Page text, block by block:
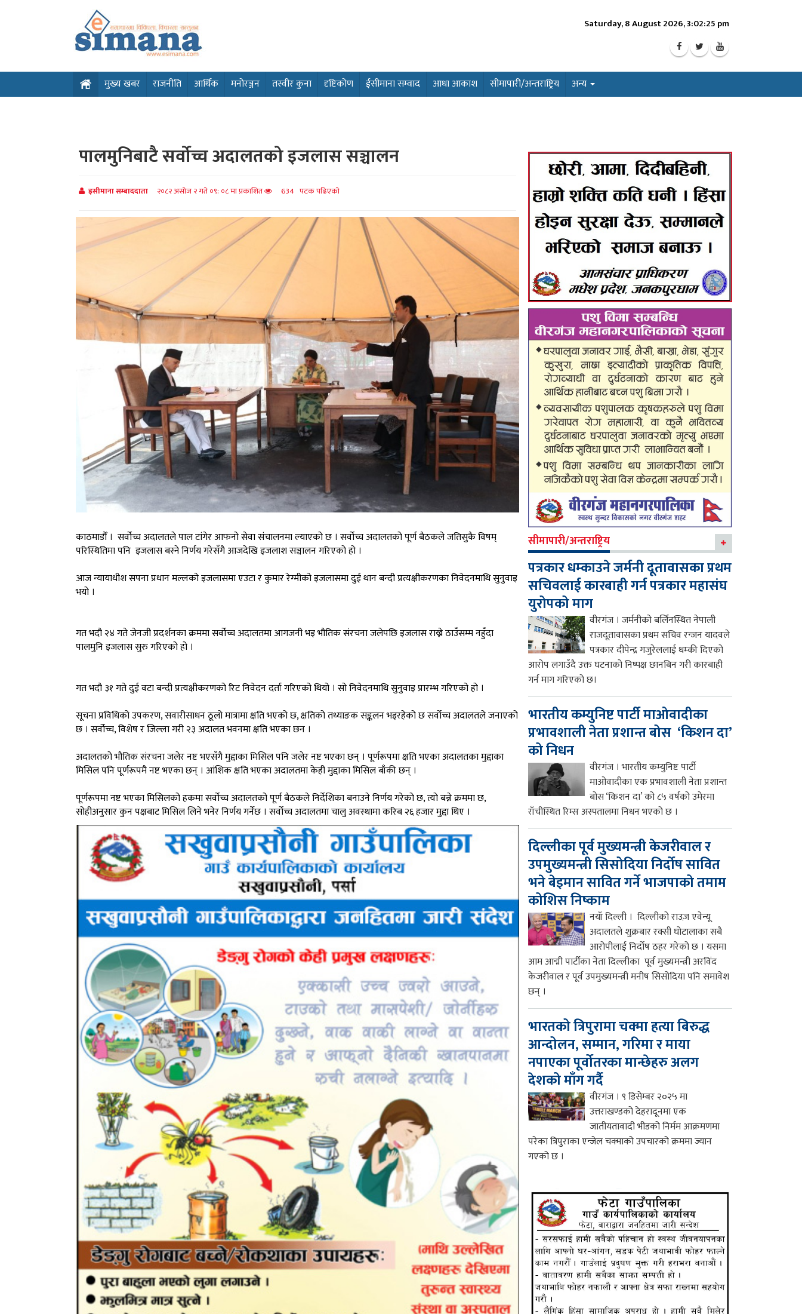
Saturday, 8 August 2026, 3:02:27 pm
मुख्य खबर राजनीति आर्थिक मनोरञ्जन तस्वीर कुना दृष्टिकोण ईसीमाना सम्वाद आधा आकाश सीमापारी/अन्तराष्ट्रिय अन्य
पालमुनिबाटै सर्वोच्च अदालतको इजलास सञ्चालन
इसीमाना सम्बाददाता २०८२ असोज २ गते ०९: ०८ मा प्रकाशित 634 पटक पढिएको
काठमाडौँ । सर्वोच्च अदालतले पाल टांगेर आफनो सेवा संचालनमा ल्याएको छ । सर्वोच्च अदालतको पूर्ण बैठकले जतिसुकै विषम्
परिस्थितिमा पनि इजलास बस्ने निर्णय गरेसँगै आजदेखि इजलाश सञ्चालन गरिएको हो ।
आज न्यायाधीश सपना प्रधान मल्लको इजलासमा एउटा र कुमार रेग्मीको इजलासमा दुई थान बन्दी प्रत्यक्षीकरणका निवेदनमाथि सुनुवाइ
भयो ।
गत भदौ २४ गते जेनजी प्रदर्शनका क्रममा सर्वोच्च अदालतमा आगजनी भइ भौतिक संरचना जलेपछि इजलास राख्ने ठाउँसम्म नहुँदा
पालमुनि इजलास सुरु गरिएको हो ।
गत भदौ ३१ गते दुई वटा बन्दी प्रत्यक्षीकरणको रिट निवेदन दर्ता गरिएको थियो । सो निवेदनमाथि सुनुवाइ प्रारम्भ गरिएको हो ।
सूचना प्रविधिको उपकरण, सवारीसाधन ठूलो मात्रामा क्षति भएको छ, क्षतिको तथ्याङक सङ्कलन भइरहेको छ सर्वोच्च अदालतले जनाएको
छ । सर्वोच्च, विशेष र जिल्ला गरी २३ अदालत भवनमा क्षति भएका छन ।
अदालतको भौतिक संरचना जलेर नष्ट भएसँगै मुद्दाका मिसिल पनि जलेर नष्ट भएका छन् । पूर्णरूपमा क्षति भएका अदालतका मुद्दाका
मिसिल पनि पूर्णरूपमै नष्ट भएका छन् । आंशिक क्षति भएका अदालतमा केही मुद्दाका मिसिल बाँकी छन् ।
पूर्णरूपमा नष्ट भएका मिसिलको हकमा सर्वोच्च अदालतको पूर्ण बैठकले निर्देशिका बनाउने निर्णय गरेको छ, त्यो बन्ने क्रममा छ,
सोहीअनुसार कुन पक्षबाट मिसिल लिने भनेर निर्णय गर्नेछ । सर्वोच्च अदालतमा चालु अवस्थामा करिब २६ हजार मुद्दा थिए ।
सीमापारी/अन्तराष्ट्रिय
पत्रकार धम्काउने जर्मनी दूतावासका प्रथम
सचिवलाई कारबाही गर्न पत्रकार महासंघ
युरोपको माग
वीरगंज । जर्मनीको बर्लिनस्थित नेपाली
राजदूतावासका प्रथम सचिव रन्जन यादवले
पत्रकार दीपेन्द्र गजुरेललाई धम्की दिएको
आरोप लगाउँदै उक्त घटनाको निष्पक्ष छानबिन गरी कारबाही
गर्न माग गरिएको छ।
भारतीय कम्युनिष्ट पार्टी माओवादीका
प्रभावशाली नेता प्रशान्त बोस ‘किशन दा’
को निधन
वीरगंज । भारतीय कम्युनिष्ट पार्टी
माओवादीका एक प्रभावशाली नेता प्रशान्त
बोस ‘किशन दा’ को ८५ वर्षको उमेरमा
राँचीस्थित रिम्स अस्पतालमा निधन भएको छ ।
दिल्लीका पूर्व मुख्यमन्त्री केजरीवाल र
उपमुख्यमन्त्री सिसोदिया निर्दोष सावित
भने बेइमान सावित गर्ने भाजपाको तमाम
कोशिस निष्काम
नयाँ दिल्ली । दिल्लीको राउज़ एवेन्यू
अदालतले शुक्रबार रक्सी घोटालाका सबै
आरोपीलाई निर्दोष ठहर गरेको छ । यसमा
आम आद्मी पार्टीका नेता दिल्लीका पूर्व मुख्यमन्त्री अरविंद
केजरीवाल र पूर्व उपमुख्यमन्त्री मनीष सिसोदिया पनि समावेश
छन् ।
भारतको त्रिपुरामा चक्मा हत्या बिरुद्ध
आन्दोलन, सम्मान, गरिमा र माया
नपाएका पूर्वोतरका मान्छेहरु अलग
देशको माँग गर्दै
वीरगंज । ९ डिसेम्बर २०२५ मा
उत्तराखण्डको देहरादूनमा एक
जातीयतावादी भीडको निर्मम आक्रमणमा
परेका त्रिपुराका एन्जेल चक्माको उपचारको क्रममा ज्यान
गएको छ ।